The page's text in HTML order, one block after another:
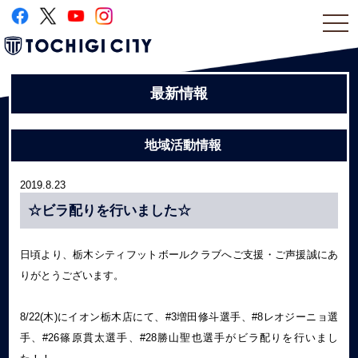
最新情報
地域活動情報
2019.8.23
☆ビラ配りを行いました☆
日頃より、栃木シティフットボールクラブへご支援・ご声援誠にあ
りがとうございます。
8/22(木)にイオン栃木店にて、#3増田修斗選手、#8レオジーニョ選
手、#26篠原貫太選手、#28勝山聖也選手がビラ配りを行いまし